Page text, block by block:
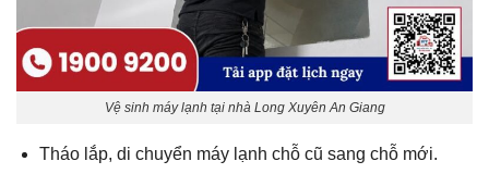
Vệ sinh máy lạnh tại nhà Long Xuyên An Giang
Tháo lắp, di chuyển máy lạnh chỗ cũ sang chỗ mới.